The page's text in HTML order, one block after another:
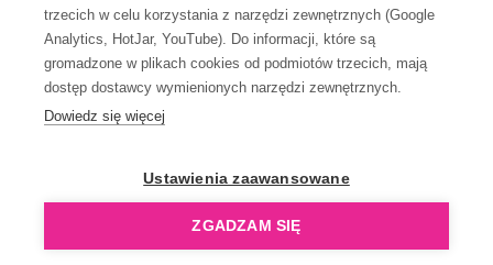
trzecich w celu korzystania z narzędzi zewnętrznych (Google
Analytics, HotJar, YouTube). Do informacji, które są
gromadzone w plikach cookies od podmiotów trzecich, mają
dostęp dostawcy wymienionych narzędzi zewnętrznych.
Dowiedz się więcej
Ustawienia zaawansowane
ZGADZAM SIĘ
OpenGift jest częścią ReflectGroup.